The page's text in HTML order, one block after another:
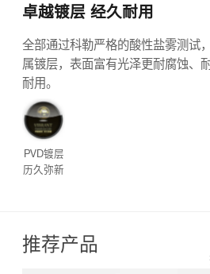
卓越镀层 经久耐用
全部通过科勒严格的酸性盐雾测试
属镀层，表面富有光泽更耐腐蚀、
耐用。
PVD镀层
历久弥新
推荐产品